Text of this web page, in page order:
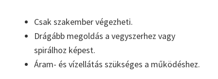
Csak szakember végezheti.
Drágább megoldás a vegyszerhez vagy
spirálhoz képest.
Áram- és vízellátás szükséges a működéshez.